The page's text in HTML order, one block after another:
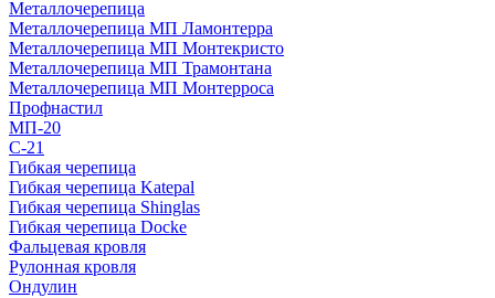
Металлочерепица
Металлочерепица МП Ламонтерра
Металлочерепица МП Монтекристо
Металлочерепица МП Трамонтана
Металлочерепица МП Монтерроса
Профнастил
МП-20
С-21
Гибкая черепица
Гибкая черепица Katepal
Гибкая черепица Shinglas
Гибкая черепица Docke
Фальцевая кровля
Рулонная кровля
Ондулин